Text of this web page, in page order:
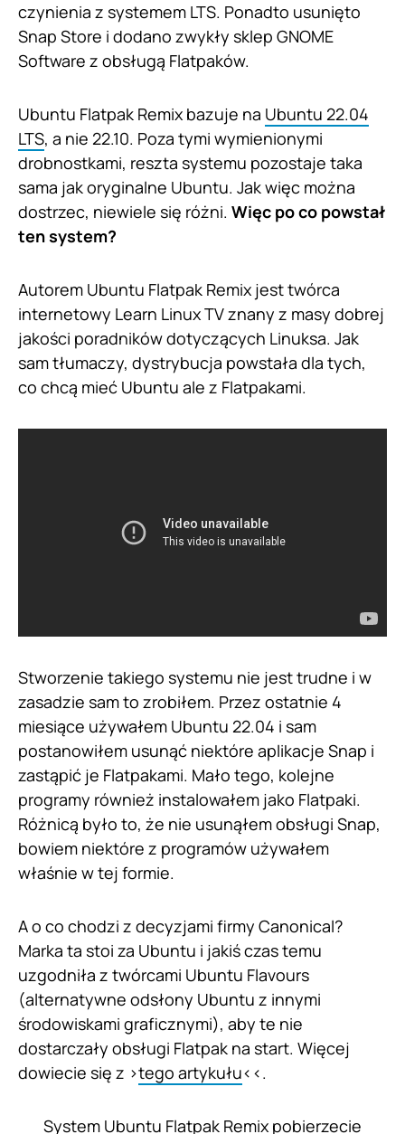
czynienia z systemem LTS. Ponadto usunięto
Snap Store i dodano zwykły sklep GNOME
Software z obsługą Flatpaków.
Ubuntu Flatpak Remix bazuje na Ubuntu 22.04
LTS, a nie 22.10. Poza tymi wymienionymi
drobnostkami, reszta systemu pozostaje taka
sama jak oryginalne Ubuntu. Jak więc można
dostrzec, niewiele się różni. Więc po co powstał
ten system?
Autorem Ubuntu Flatpak Remix jest twórca
internetowy Learn Linux TV znany z masy dobrej
jakości poradników dotyczących Linuksa. Jak
sam tłumaczy, dystrybucja powstała dla tych,
co chcą mieć Ubuntu ale z Flatpakami.
Stworzenie takiego systemu nie jest trudne i w
zasadzie sam to zrobiłem. Przez ostatnie 4
miesiące używałem Ubuntu 22.04 i sam
postanowiłem usunąć niektóre aplikacje Snap i
zastąpić je Flatpakami. Mało tego, kolejne
programy również instalowałem jako Flatpaki.
Różnicą było to, że nie usunąłem obsługi Snap,
bowiem niektóre z programów używałem
właśnie w tej formie.
A o co chodzi z decyzjami firmy Canonical?
Marka ta stoi za Ubuntu i jakiś czas temu
uzgodniła z twórcami Ubuntu Flavours
(alternatywne odsłony Ubuntu z innymi
środowiskami graficznymi), aby te nie
dostarczały obsługi Flatpak na start. Więcej
dowiecie się z >tego artykułu<<.
System Ubuntu Flatpak Remix pobierzecie